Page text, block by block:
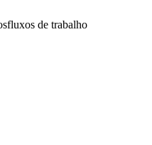
fluxos de trabalho